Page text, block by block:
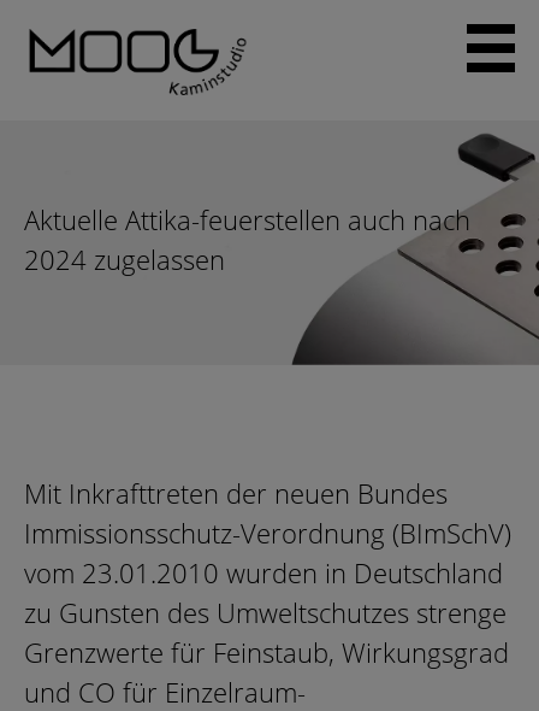
Aktuelle Attika-feuerstellen auch nach
2024 zugelassen
Mit Inkrafttreten der neuen Bundes
Immissionsschutz-Verordnung (BImSchV)
vom 23.01.2010 wurden in Deutschland
zu Gunsten des Umweltschutzes strenge
Grenzwerte für Feinstaub, Wirkungsgrad
und CO für Einzelraum-